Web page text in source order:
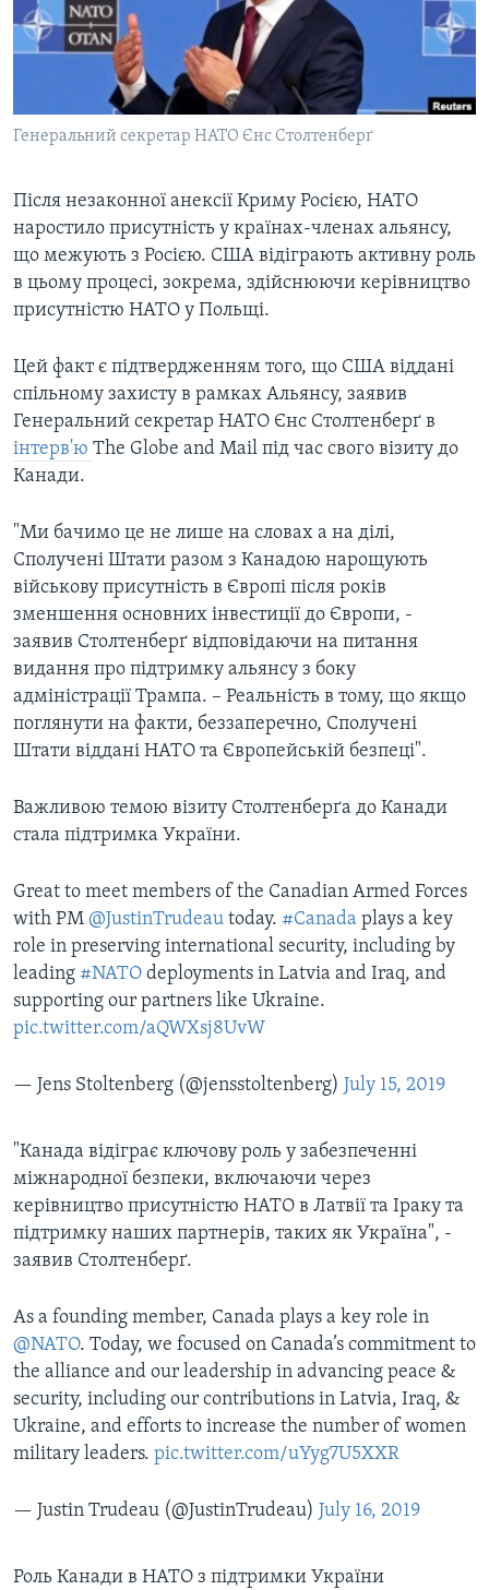
СУСПІЛЬСТВО
ЕКОНОМІКА
ІСТОРІЇ УСПІХУ УКРАЇНЦІВ
ТЕЛЕПРОГРАМИ
ВІКНО В АМЕРИКУ
ПРАЙМ-ТАЙМ
ПОГЛЯД З ВАШИНГТОНА
Learning English
МИ В СОЦМЕРЕЖАХ
Мови
Генеральний секретар НАТО Єнс Столтенберґ
Після незаконної анексії Криму Росією, НАТО
наростило присутність у країнах-членах альянсу,
що межують з Росією. США відіграють активну роль
в цьому процесі, зокрема, здійснюючи керівництво
присутністю НАТО у Польщі.
Цей факт є підтвердженням того, що США віддані
спільному захисту в рамках Альянсу, заявив
Генеральний секретар НАТО Єнс Столтенберґ в
інтерв'ю The Globe and Mail під час свого візиту до
Канади.
"Ми бачимо це не лише на словах а на ділі,
Сполучені Штати разом з Канадою нарощують
військову присутність в Європі після років
зменшення основних інвестиції до Європи, -
заявив Столтенберґ відповідаючи на питання
видання про підтримку альянсу з боку
адміністрації Трампа. – Реальність в тому, що якщо
поглянути на факти, беззаперечно, Сполучені
Штати віддані НАТО та Європейській безпеці".
Важливою темою візиту Столтенберґа до Канади
стала підтримка України.
Great to meet members of the Canadian Armed Forces
with PM @JustinTrudeau today. #Canada plays a key
role in preserving international security, including by
leading #NATO deployments in Latvia and Iraq, and
supporting our partners like Ukraine.
pic.twitter.com/aQWXsj8UvW
— Jens Stoltenberg (@jensstoltenberg) July 15, 2019
"Канада відіграє ключову роль у забезпеченні
міжнародної безпеки, включаючи через
керівництво присутністю НАТО в Латвії та Іраку та
підтримку наших партнерів, таких як Україна", -
заявив Столтенберґ.
As a founding member, Canada plays a key role in
@NATO. Today, we focused on Canada’s commitment to
the alliance and our leadership in advancing peace &
security, including our contributions in Latvia, Iraq, &
Ukraine, and efforts to increase the number of women
military leaders. pic.twitter.com/uYyg7U5XXR
— Justin Trudeau (@JustinTrudeau) July 16, 2019
Роль Канади в НАТО з підтримки України